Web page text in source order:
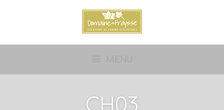
CH03